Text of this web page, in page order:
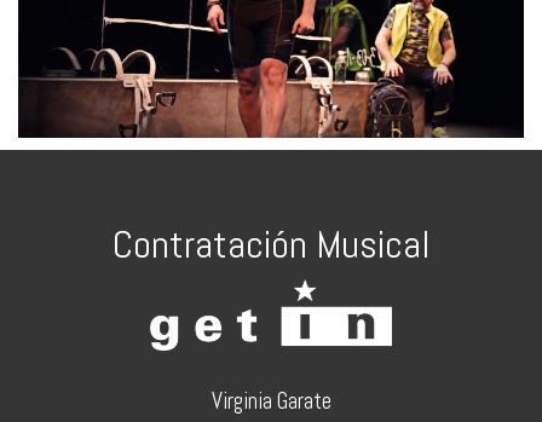
Contratación Musical
Virginia Garate